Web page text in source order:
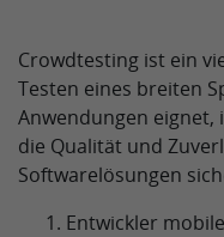
Crowdtesting ist ein
Testen eines breiten
Anwendungen eignet,
die Qualität und
Softwarelösungen
Entwickler